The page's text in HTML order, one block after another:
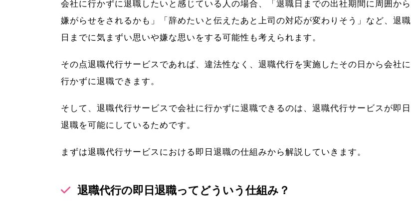
会社に行かずに退職したいと感じている人の場合、「退職日までの出社期間に周囲から
嫌がらせをされるかも」「辞めたいと伝えたあと上司の対応が変わりそう」など、退職
日までに気まずい思いや嫌な思いをする可能性も考えられます。
その点退職代行サービスであれば、違法性なく、退職代行を実施したその日から会社に
行かずに退職できます。
そして、退職代行サービスで会社に行かずに退職できるのは、退職代行サービスが即日
退職を可能にしているためです。
まずは退職代行サービスにおける即日退職の仕組みから解説していきます。
退職代行の即日退職ってどういう仕組み？